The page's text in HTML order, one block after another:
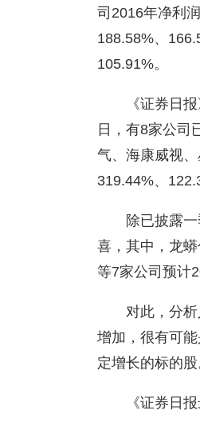
司2016年净利
188.58%、
105.91%。
《证券日
日，有8家公司
气、海康威视
319.44%、
除已披露
喜，其中，龙
等7家公司预计
对此，分
增加，很有可
定增长的标的股
《证券日